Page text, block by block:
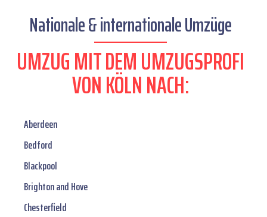
Nationale & internationale Umzüge
UMZUG MIT DEM UMZUGSPROFI
VON KÖLN NACH:
Aberdeen
Bedford
Blackpool
Brighton and Hove
Chesterfield